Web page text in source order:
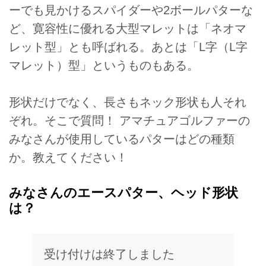
ーでも見かけるスパイダーや2ボールパターな
ど、寛容性に優れる大型マレットは「ネオマ
レット型」とも呼ばれる。あとは「L字（L字
マレット）型」というものもある。
形状だけでなく、長さもネック形状も人それ
ぞれ。そこで質問！ アマチュアゴルファーの
みなさんが使用しているパターはどの種類
か。教えてください！
みなさんのエースパター、ヘッド形状
は？
受け付けは終了しました